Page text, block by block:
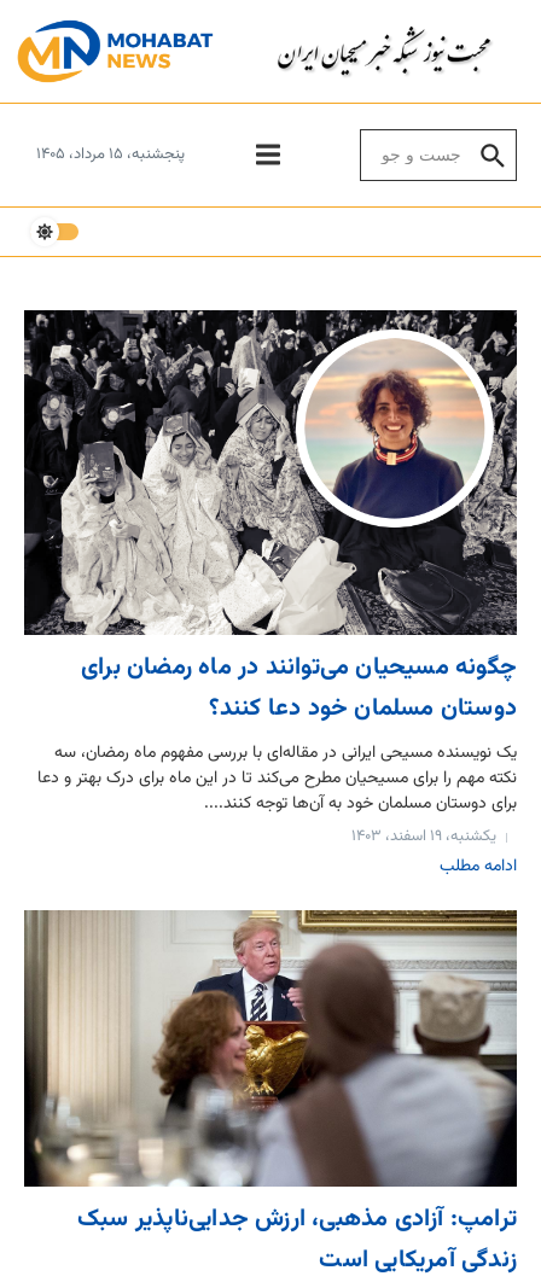
پنجشنبه، ۱۵ مرداد، ۱۴۰۵
چگونه مسیحیان می‌توانند در ماه رمضان برای
دوستان مسلمان خود دعا کنند؟
یک نویسنده مسیحی ایرانی در مقاله‌ای با بررسی مفهوم ماه رمضان، سه
نکته مهم را برای مسیحیان مطرح می‌کند تا در این ماه برای درک بهتر و دعا
برای دوستان مسلمان خود به آن‌ها توجه کنند....
یکشنبه، ۱۹ اسفند، ۱۴۰۳
ادامه مطلب
ترامپ: آزادی مذهبی، ارزش جدایی‌ناپذیر سبک
زندگی آمریکایی است